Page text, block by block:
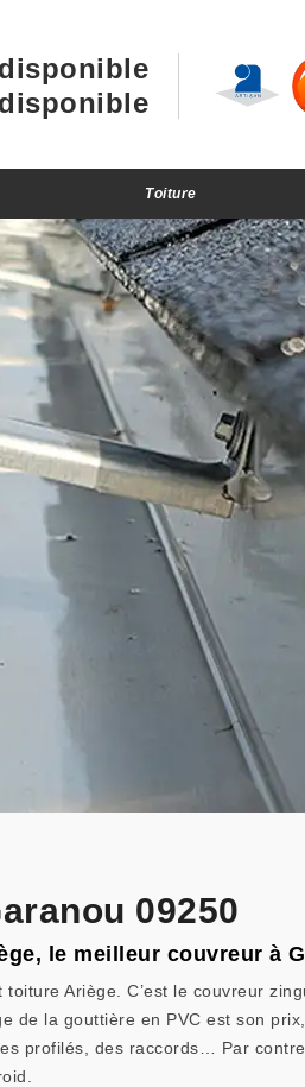
Toiture
09250
le meilleur couvreur à
Ariège. C’est le couvreur
de la gouttière en PVC est son
profilés, des raccords… Par